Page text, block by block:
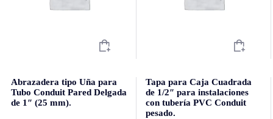
Abrazadera tipo Uña para
Tubo Conduit Pared Delgada
de 1″ (25 mm).
Tapa para Caja Cuadrada
de 1/2″ para instalaciones
con tubería PVC Conduit
pesado.